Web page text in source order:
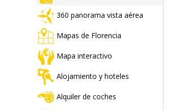
360 panorama vista aérea
Mapas de Florencia
Mapa interactivo
Alojamiento y hoteles
Alquiler de coches